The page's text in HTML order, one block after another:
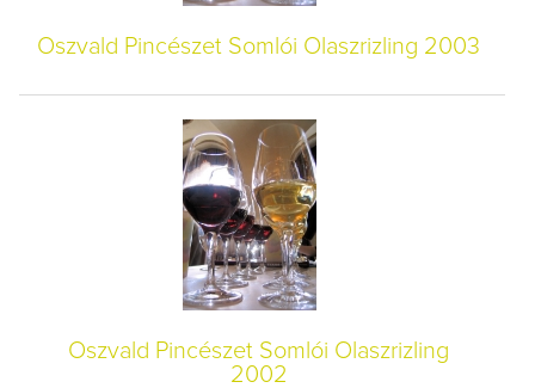
Oszvald Pincészet Somlói Olaszrizling 2003
Oszvald Pincészet Somlói Olaszrizling
2002